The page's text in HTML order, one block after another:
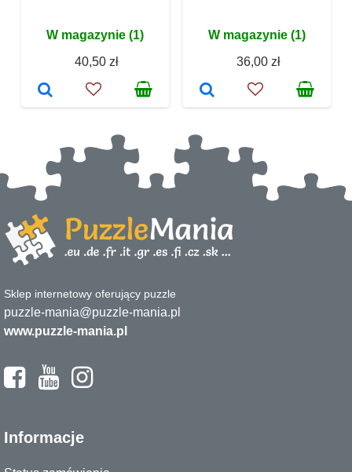
W magazynie (1)
40,50 zł
W magazynie (1)
36,00 zł
Sklep internetowy oferujący puzzle
puzzle-mania@puzzle-mania.pl
www.puzzle-mania.pl
Informacje